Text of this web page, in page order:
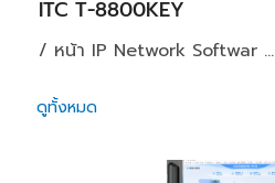
ITC T-8800KEY
/ หน้า IP Network Softwar ...
ดูทั้งหมด